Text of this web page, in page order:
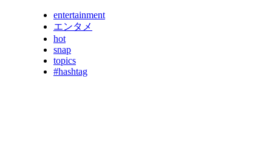
entertainment
エンタメ
hot
snap
topics
#hashtag